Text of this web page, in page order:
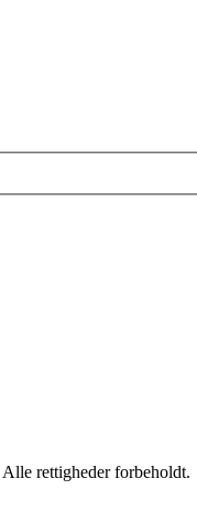
Alle rettigheder forbeholdt.